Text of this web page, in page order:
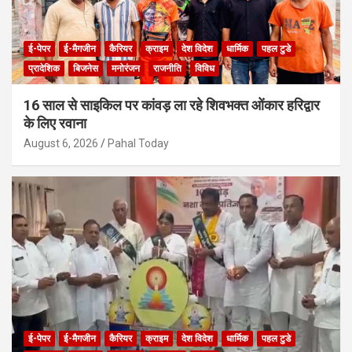
ई-पेपर ई-मैगजीन कैरियर क्राइम देश विदेश धार्मिक
पहल टुडे
प्रादेशिक
बिजनेस मनोरंजन राजनीति विविध
16 साल से साइकिल पर कांवड़ ला रहे शिवभक्त ओंकार हरिद्वार
के लिए रवाना
August 6, 2026 Pahal Today
ई-पेपर ई-मैगजीन कैरियर क्राइम देश विदेश धार्मिक पहल टुडे